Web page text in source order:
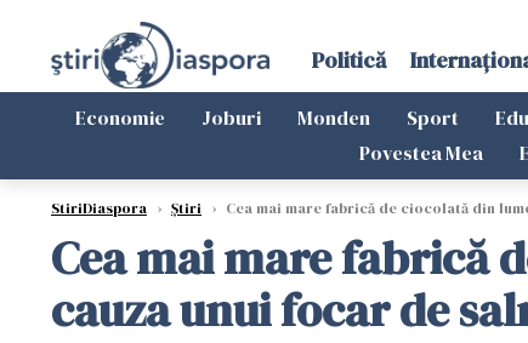
Politică
Economie Joburi Monden Sport
Povestea Mea
StiriDiaspora › Știri › Cea mai mare fabrică de ciocolată din
Cea mai mare fabrică
cauza unui focar de